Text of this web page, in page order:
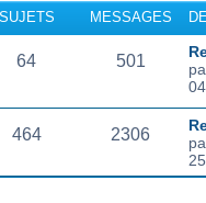
SUJETS MESSAGES
64 501
464 2306